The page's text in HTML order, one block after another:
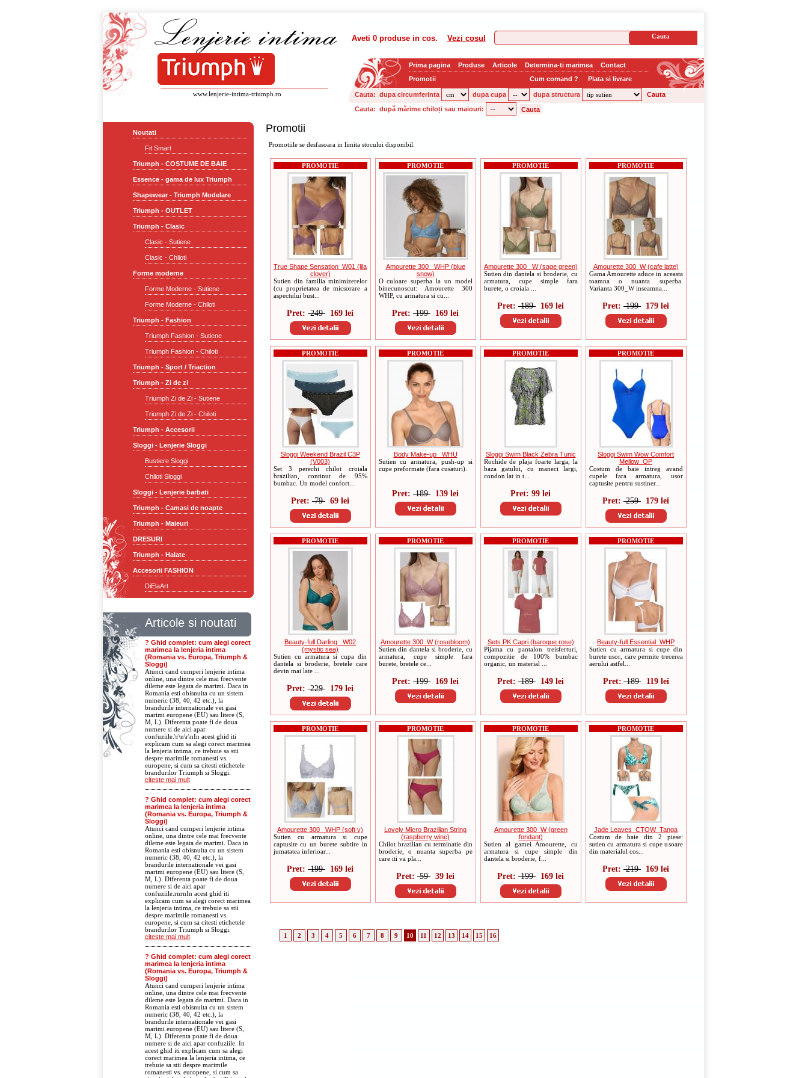
www.lenjerie-intima-triumph.ro
Aveti 0 produsein cos. Vezi cosul
Prima pagina Produse Articole Determina-ti marimea
Contact
Promotii
Cum comand ? Plata si livrare
Cauta: dupa circumferinta dupa cupa
dupa structura
Cauta: după mărime chiloți sau maiouri:
Noutati
Fit Smart
Triumph - COSTUME DE BAIE
Essence - gama de lux Triumph
Shapewear - Triumph Modelare
Triumph - OUTLET
Triumph - Clasic
Clasic - Sutiene
Clasic - Chiloti
Forme moderne
Forme Moderne - Sutiene
Forme Moderne - Chiloti
Triumph - Fashion
Triumph Fashion - Sutiene
Triumph Fashion - Chiloti
Triumph - Sport / Triaction
Triumph - Zi de zi
Triumph Zi de Zi - Sutiene
Triumph Zi de Zi - Chiloti
Triumph - Accesorii
Sloggi - Lenjerie Sloggi
Bustiere Sloggi
Chiloti Sloggi
Sloggi - Lenjerie barbati
Triumph - Camasi de noapte
Triumph - Maieuri
DRESURI
Triumph - Halate
Accesorii FASHION
DiElaArt
Articole si noutati
? Ghid complet: cum alegi corect
marimea la lenjeria intima
(Romania vs. Europa, Triumph &
Sloggi)
Atunci cand cumperi lenjerie intima
online, una dintre cele mai frecvente
dileme este legata de marimi. Daca in
Romania esti obisnuita cu un sistem
numeric (38, 40, 42 etc.), la
brandurile internationale vei gasi
marimi europene (EU) sau litere (S,
M, L). Diferenta poate fi de doua
numere si de aici apar
confuziile.\r\n\r\nIn acest ghid iti
explicam cum sa alegi corect marimea
la lenjeria intima, ce trebuie sa stii
despre marimile romanesti vs.
europene, si cum sa citesti etichetele
brandurilor Triumph si Sloggi.
citeste mai mult
? Ghid complet: cum alegi corect
marimea la lenjeria intima
(Romania vs. Europa, Triumph &
Sloggi)
Atunci cand cumperi lenjerie intima
online, una dintre cele mai frecvente
dileme este legata de marimi. Daca in
Romania esti obisnuita cu un sistem
numeric (38, 40, 42 etc.), la
brandurile internationale vei gasi
marimi europene (EU) sau litere (S,
M, L). Diferenta poate fi de doua
numere si de aici apar
confuziile.rnrnIn acest ghid iti
explicam cum sa alegi corect marimea
la lenjeria intima, ce trebuie sa stii
despre marimile romanesti vs.
europene, si cum sa citesti etichetele
brandurilor Triumph si Sloggi.
citeste mai mult
? Ghid complet: cum alegi corect
marimea la lenjeria intima
(Romania vs. Europa, Triumph &
Sloggi)
Atunci cand cumperi lenjerie intima
online, una dintre cele mai frecvente
dileme este legata de marimi. Daca in
Romania esti obisnuita cu un sistem
numeric (38, 40, 42 etc.), la
brandurile internationale vei gasi
marimi europene (EU) sau litere (S,
M, L). Diferenta poate fi de doua
numere si de aici apar confuziile. In
acest ghid iti explicam cum sa alegi
corect marimea la lenjeria intima, ce
trebuie sa stii despre marimile
romanesti vs. europene, si cum sa
Promotii
Promotiile se desfasoara in limita stocului disponibil.
PROMOTIE
True Shape Sensation_W01 (lila
clover)
Sutien din familia minimizerelor
(cu proprietatea de micsorare a
aspectului bust...
Pret: 249 169 lei
PROMOTIE
Amourette 300 _WHP (blue
snow)
O culoare superba la un model
binecunoscut: Amourette 300
WHP, cu armatura si cu...
Pret: 199 169 lei
PROMOTIE
Amourette 300 _W (sage green)
Sutien din dantela si broderie, cu
armatura, cupe simple fara
burete, o croiala ...
Pret: 189 169 lei
PROMOTIE
Amourette 300_W (cafe latte)
Gama Amourette aduce in aceasta
toamna o nuanta superba.
Varianta 300_W inseamna...
Pret: 199 179 lei
PROMOTIE
Sloggi Weekend Brazil C3P
(V003)
Set 3 perechi chilot croiala
brazilian, continut de 95%
bumbac. Un model confort...
Pret: 79 69 lei
PROMOTIE
Body Make-up _WHU
Sutien cu armatura, push-up si
cupe preformate (fara cusaturi).
Pret: 189 139 lei
PROMOTIE
Sloggi Swim Black Zebra Tunic
Rochide de plaja foarte larga, la
baza gatului, cu maneci largi,
condon lat in t...
Pret: 99 lei
PROMOTIE
Sloggi Swim Wow Comfort
Mellow_OP
Costum de baie intreg avand
cupele fara armatura, usor
captusite pentru sustiner...
Pret: 259 179 lei
PROMOTIE
Beauty-full Darling _W02
(mystic sea)
Sutien cu armatura si cupa din
dantela si broderie, bretele care
devin mai late ...
Pret: 229 179 lei
PROMOTIE
Amourette 300_W (rosebloom)
Sutien din dantela si broderie, cu
armatura, cupe simple fara
burete, bretele ce...
Pret: 199 169 lei
PROMOTIE
Sets PK Capri (baroque rose)
Pijama cu pantalon treisferturi,
compozitie de 100% bumbac
organic, un material ...
Pret: 189 149 lei
PROMOTIE
Beauty-full Essential_WHP
Sutien cu armatura si cupe din
burete usor, care permite trecerea
aerului astfel...
Pret:189119 lei
PROMOTIE
Amourette 300 _WHP (soft v)
Sutien cu armatura si cupe
captusite cu un burete subtire in
jumatatea inferioar...
Pret: 199 169 lei
PROMOTIE
Lovely Micro Brazilian String
(raspberry wine)
Chilot brazilian cu terminatie din
broderie, o nuanta superba pe
care iti va pla...
Pret: 59 39 lei
PROMOTIE
Amourette 300_W (green
fondant)
Sutien al gamei Amourette, cu
armatura si cupe simple din
dantela si broderie, f...
Pret: 199 169 lei
PROMOTIE
Jade Leaves_CTOW_Tanga
Costum de baie din 2 piese:
sutien cu armatura si cupe usoare
din materialul cos...
Pret: 219 169 lei
1 2 3 4 5 6 7 8 9 10 11 12 13 14 15 16